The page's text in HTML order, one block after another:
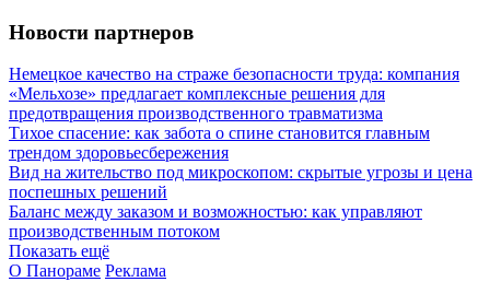
Новости партнеров
Немецкое качество на страже безопасности труда: компания
«Мельхозе» предлагает комплексные решения для
предотвращения производственного травматизма
Тихое спасение: как забота о спине становится главным
трендом здоровьесбережения
Вид на жительство под микроскопом: скрытые угрозы и цена
поспешных решений
Баланс между заказом и возможностью: как управляют
производственным потоком
Показать ещё
О Панораме Реклама